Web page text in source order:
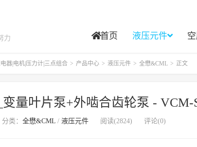
力
首页 液压元件
器|电机|压力计|三点组合 > 产品中心 > 液压元件 > 全懋&CML > 正文
量叶片泵+外啮合齿轮泵 - VCM-
分类： 全懋&CML/ 液压元件 阅读(2824) 评论(0)